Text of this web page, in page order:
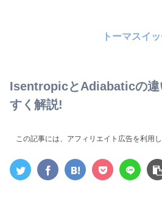
トーマスイ
IsentropicとAdiabaticの違
すく解説!
この記事には、アフィリエイト広告を利用し